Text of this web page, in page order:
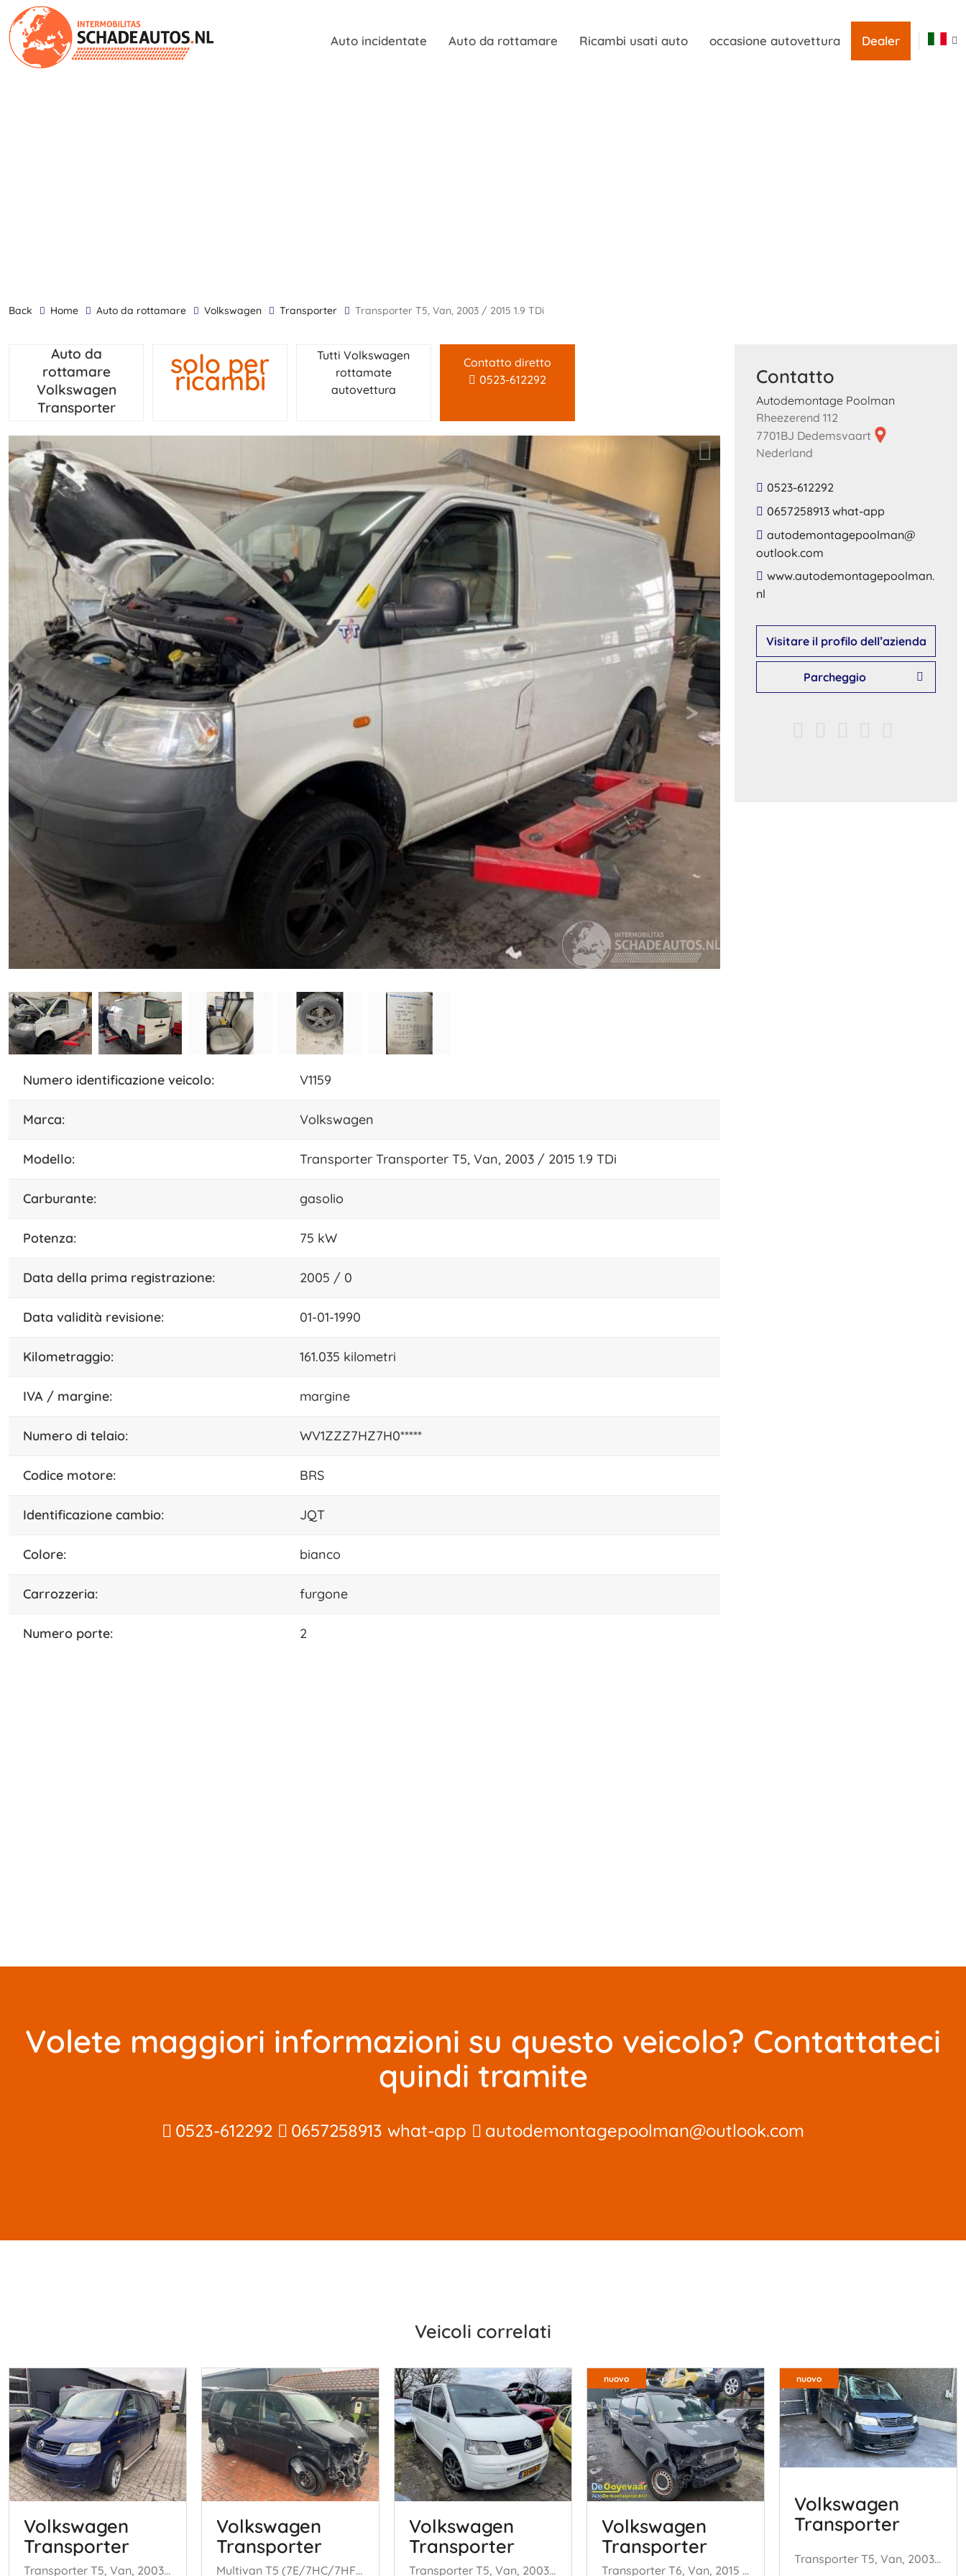
Auto incidentate Auto da rottamare Ricambi usati auto occasione autovettura Dealer
back Home Auto da rottamare Volkswagen Transporter Transporter T5, Van, 2003 / 2015 1.9 TDi
Auto da
rottamare
Volkswagen
Transporter
solo per
ricambi
Tutti Volkswagen
rottamate
autovettura
Contatto diretto
0523-612292
numero identificazione veicolo: V1159
marca: Volkswagen
modello: Transporter Transporter T5, Van, 2003 / 2015 1.9 TDi
carburante: gasolio
potenza: 75 kW
data della prima registrazione: 2005 / 0
data validità revisione: 01-01-1990
kilometraggio: 161.035 kilometri
IVA / margine: margine
numero di telaio: WV1ZZZ7HZ7H0*****
codice motore: BRS
identificazione cambio: JQT
colore: bianco
carrozzeria: furgone
numero porte: 2
Contatto
Autodemontage Poolman
Rheezerend 112
7701BJ Dedemsvaart
Nederland
0523-612292
0657258913 what-app
​autodemontagepoolman​@​
outlook​.​com​
​www​.​autodemontagepoolman​.​
nl​
Visitare il profilo dell’azienda
Parcheggio
Volete maggiori informazioni su questo veicolo? Contattateci
quindi tramite
0523-612292 0657258913 what-app autodemontagepoolman@outlook.com
Veicoli correlati
Volkswagen
Transporter
Transporter T5, Van, 2003 / 2015 2.5 TDi
Volkswagen
Transporter
Multivan T5 (7E/7HC/7HF/7HM), MPV, 2003 / 2015 2.5 Tdi
Volkswagen
Transporter
Transporter T5, Van, 2003 / 2015 2.5 TDi
nuovo
Volkswagen
Transporter
Transporter T6, Van, 2015 / 2024 2.0 TDI DRF
nuovo
Volkswagen
Transporter
Transporter T5, Van, 2003 / 2015 1.9 TDi